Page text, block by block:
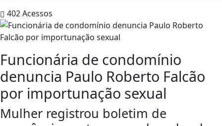
402Acessos
Funcionária de condomínio
denuncia Paulo Roberto Falcão
por importunação sexual
Mulher registrou boletim de